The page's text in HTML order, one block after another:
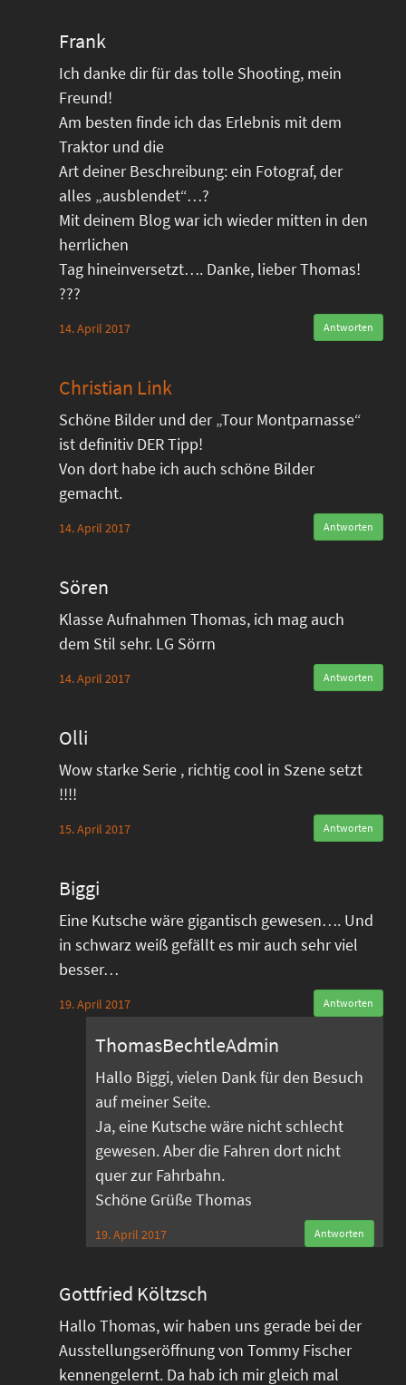
Frank
Ich danke dir für das tolle Shooting, mein
Freund!
Am besten finde ich das Erlebnis mit dem
Traktor und die
Art deiner Beschreibung: ein Fotograf, der
alles „ausblendet“…?
Mit deinem Blog war ich wieder mitten in den
herrlichen
Tag hineinversetzt…. Danke, lieber Thomas!
???
14. April 2017 Antworten
Christian Link
Schöne Bilder und der „Tour Montparnasse“
ist definitiv DER Tipp!
Von dort habe ich auch schöne Bilder
gemacht.
14. April 2017 Antworten
Sören
Klasse Aufnahmen Thomas, ich mag auch
dem Stil sehr. LG Sörrn
14. April 2017 Antworten
Olli
Wow starke Serie , richtig cool in Szene setzt
!!!!
15. April 2017 Antworten
Biggi
Eine Kutsche wäre gigantisch gewesen…. Und
in schwarz weiß gefällt es mir auch sehr viel
besser…
19. April 2017 Antworten
ThomasBechtleAdmin
Hallo Biggi, vielen Dank für den Besuch
auf meiner Seite.
Ja, eine Kutsche wäre nicht schlecht
gewesen. Aber die Fahren dort nicht
quer zur Fahrbahn.
Schöne Grüße Thomas
19. April 2017 Antworten
Gottfried Költzsch
Hallo Thomas, wir haben uns gerade bei der
Ausstellungseröffnung von Tommy Fischer
kennengelernt. Da hab ich mir gleich mal